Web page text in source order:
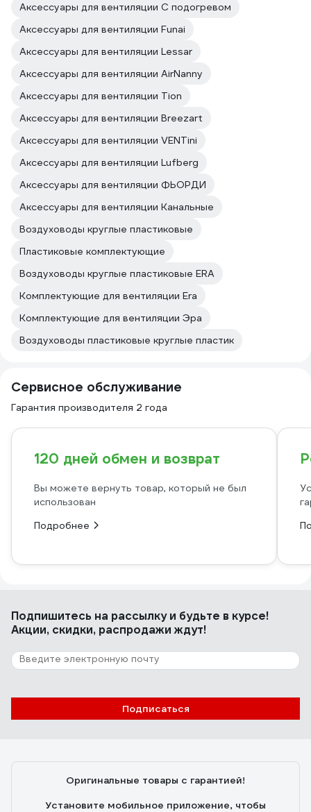
Аксессуары для вентиляции С подогревом
Аксессуары для вентиляции Funai
Аксессуары для вентиляции Lessar
Аксессуары для вентиляции AirNanny
Аксессуары для вентиляции Tion
Аксессуары для вентиляции Breezart
Аксессуары для вентиляции VENTini
Аксессуары для вентиляции Lufberg
Аксессуары для вентиляции ФЬОРДИ
Аксессуары для вентиляции Канальные
Воздуховоды круглые пластиковые
Пластиковые комплектующие
Воздуховоды круглые пластиковые ERA
Комплектующие для вентиляции Era
Комплектующие для вентиляции Эра
Воздуховоды пластиковые круглые пластик
Сервисное обслуживание
Гарантия производителя 2 года
120 дней обмен и возврат
Вы можете вернуть товар, который не был
использован
Подробнее
Подпишитесь на рассылкуи будьте в курсе!
Акции, скидки, распродажи ждут!
Подписаться
Оригинальные товары с гарантией!
Установите мобильное приложение, чтобы